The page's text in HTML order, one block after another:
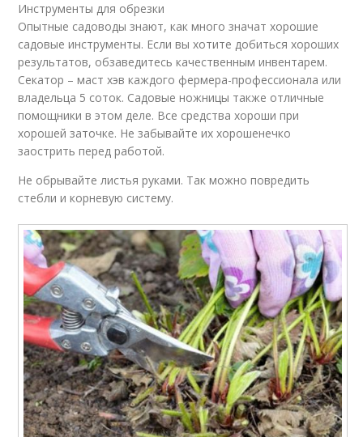
Инструменты для обрезки
Опытные садоводы знают, как много значат хорошие
садовые инструменты. Если вы хотите добиться хороших
результатов, обзаведитесь качественным инвентарем.
Секатор – маст хэв каждого фермера-профессионала или
владельца 5 соток. Садовые ножницы также отличные
помощники в этом деле. Все средства хороши при
хорошей заточке. Не забывайте их хорошенечко
заострить перед работой.
Не обрывайте листья руками. Так можно повредить
стебли и корневую систему.